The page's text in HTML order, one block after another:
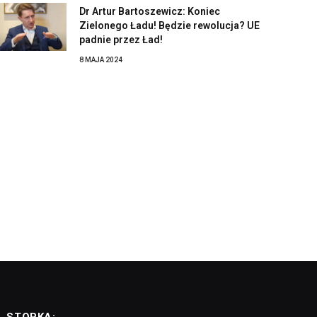
Dr Artur Bartoszewicz: Koniec
Zielonego Ładu! Będzie rewolucja? UE
padnie przez Ład!
8 MAJA 2024